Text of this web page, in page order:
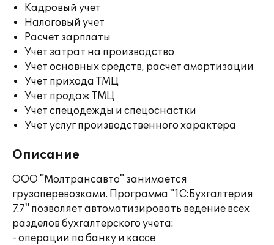
Кадровый учет
Налоговый учет
Расчет зарплаты
Учет затрат на производство
Учет основных средств, расчет амортизации
Учет прихода ТМЦ
Учет продаж ТМЦ
Учет спецодежды и спецоснастки
Учет услуг производственного характера
Описание
ООО "Молтрансавто" занимается
грузоперевозками. Программа "1С:Бухгалтерия
7.7" позволяет автоматизировать ведение всех
разделов бухгалтерского учета:
- операции по банку и кассе